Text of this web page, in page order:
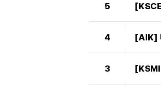
5
4 [AIK]
3